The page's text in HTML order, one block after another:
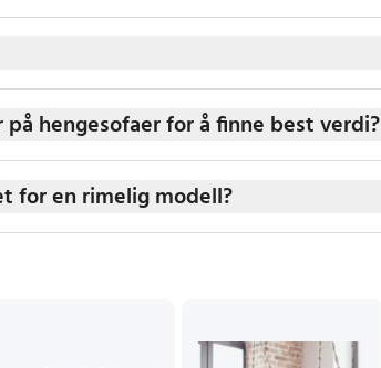
hengesofaer for å finne best verdi?
for en rimelig modell?